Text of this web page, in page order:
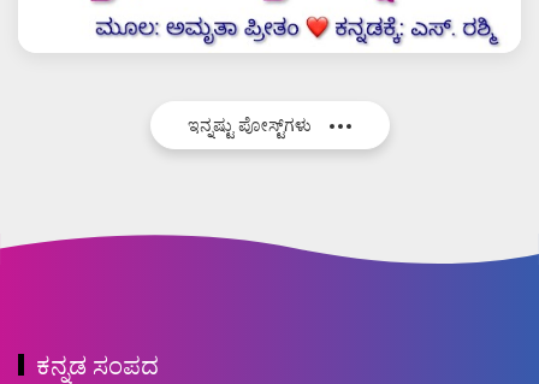
ಇನ್ನಷ್ಟು ಪೋಸ್ಟ್‌ಗಳು
ಕನ್ನಡ ಸಂಪದ